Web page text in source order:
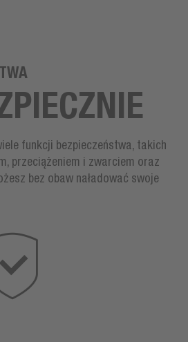
funkcji bezpieczeństwa, takich
przeciążeniem i zwarciem oraz
bez obaw naładować swoje